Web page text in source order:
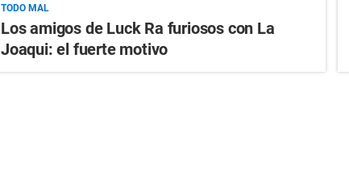
TODO MAL
Los amigos de Luck Ra furiosos con La
Joaqui: el fuerte motivo